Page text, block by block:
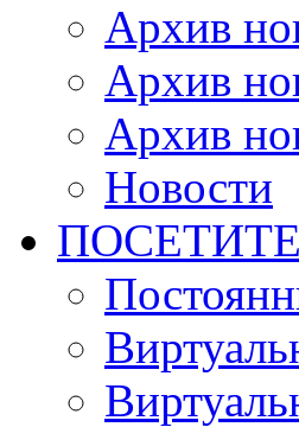
Архив
Архив
Архив
Новости